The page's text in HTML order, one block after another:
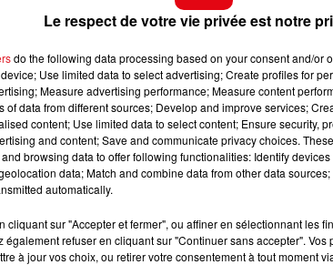
13h00 - 16h00
LES APRÈS-MIDI QUI
n a pu être le cas précédemment. Avec lui
de ce genre, mais le handicapeur ne lui
point d appui pour les accessits
il a disputé cet hiver le meeting de Cagnes
est envisageable..
bien cet hiver, il se retrouve bien placé en
à exclure.
Le respect de votre vie privée est notre
do the following data processing based on your consent and/or
Use limited data to select advertising; Create profiles for
Measure advertising performance; Measure content
of data from different sources; Develop and improve services;
content; Use limited data to select content; Ensure security,
and content; Save and communicate privacy choices.
browsing data to offer following functionalities: Identify
data; Match and combine data from other data
automatically.
cliquant sur "Accepter et fermer", ou affiner en sélectionnant les
également refuser en cliquant sur "Continuer sans accepter".
à jour vos choix, ou retirer votre consentement à tout moment